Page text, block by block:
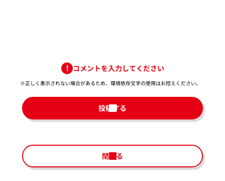
コメントを入力してください
※正しく表示されない場合があるため、環境依存文字の使用はお控えください。​
投稿する
閉じる